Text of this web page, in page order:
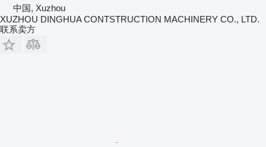
中国, Xuzhou
XUZHOU DINGHUA CONTSTRUCTION MACHINERY CO., LTD.
联系卖方